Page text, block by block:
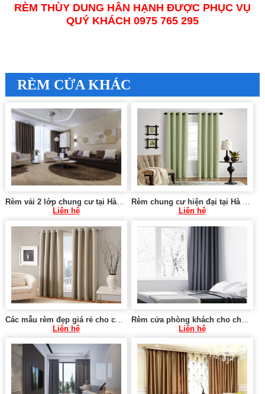
RÈM THÙY DUNG HÂN HẠNH ĐƯỢC PHỤC VỤ
QUÝ KHÁCH 0975 765 295
RÈM CỬA KHÁC
Rèm vải 2 lớp chung cư tại Hà Cầu, Hà Đông
Liên hệ
Rèm chung cư hiện đại tại Hà Nội 0975 765 295 VU077
Liên hệ
Các mẫu rèm đẹp giá rẻ cho chung cư tại Hà Nội 0975 765 295 SK579
Liên hệ
Rèm cửa phòng khách cho chung cư tại Hà Nội 0975 765 295 SK581
Liên hệ